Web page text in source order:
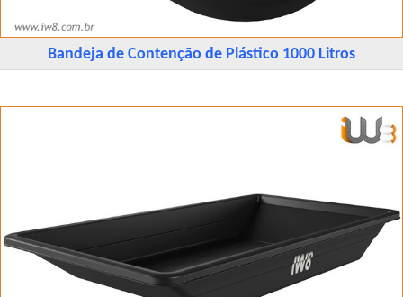
Bandeja de Contenção de Plástico 1000 Litros